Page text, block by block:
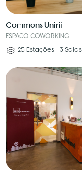
Commons Unirii
ESPACO COWORKING
25 Estações • 3 Salas